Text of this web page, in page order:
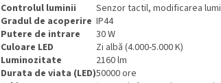
Controlul luminii
Senzor tactil, modificarea
Gradul de acoperire IP44
Putere de intrare
30 W
Culoare LED
Zi albă (4.000-5.000 K)
Luminozitate
2160 lm
Durata de viata (LED)50000 ore